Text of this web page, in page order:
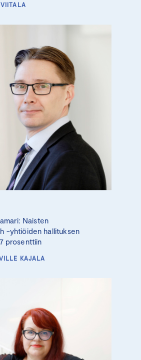
Naisten
-yhtiöiden hallituksen
prosenttiin
KAJALA